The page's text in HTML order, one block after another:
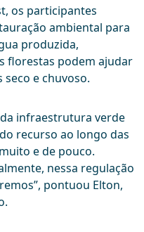
os participantes
ambiental para
produzida,
florestas podem ajudar
e chuvoso.
infraestrutura verde
recurso ao longo das
e de pouco.
nessa regulação
pontuou Elton,